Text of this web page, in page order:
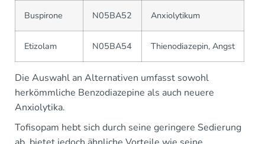
Buspirone N05BA52 Anxiolytikum
Etizolam N05BA54 Thienodiazepin, Angst
Die Auswahl an Alternativen umfasst sowohl
herkömmliche Benzodiazepine als auch neuere
Anxiolytika.
Tofisopam hebt sich durch seine geringere Sedierung